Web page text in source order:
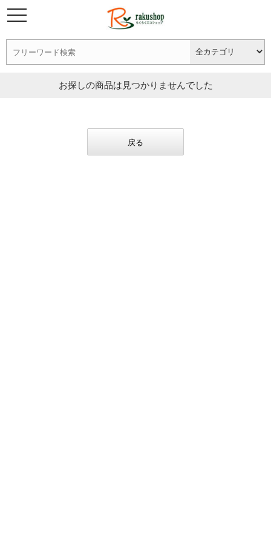
お探しの商品は見つかりませんでした
戻る